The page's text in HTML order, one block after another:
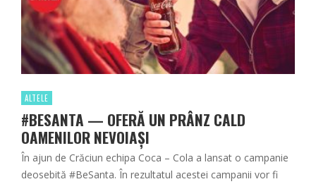
ALTELE
#BESANTA — OFERĂ UN PRÂNZ CALD
OAMENILOR NEVOIAȘI
În ajun de Crăciun echipa Coca – Cola a lansat o campanie
deosebită #BeSanta. În rezultatul acestei campanii vor fi